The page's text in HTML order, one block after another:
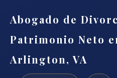
Abogado de
Patrimonio Neto
Arlington, VA